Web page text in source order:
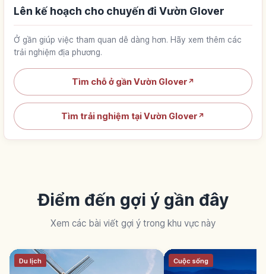
Lên kế hoạch cho chuyến đi Vườn Glover
Ở gần giúp việc tham quan dễ dàng hơn. Hãy xem thêm các
trải nghiệm địa phương.
Tìm chỗ ở gần Vườn Glover ↗
Tìm trải nghiệm tại Vườn Glover ↗
Điểm đến gợi ý gần đây
Xem các bài viết gợi ý trong khu vực này
Du lịch Cuộc sống